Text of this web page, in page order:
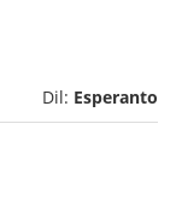
Dil: Esperanto